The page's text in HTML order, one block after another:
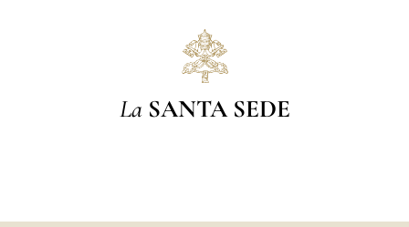
La SANTA SEDE